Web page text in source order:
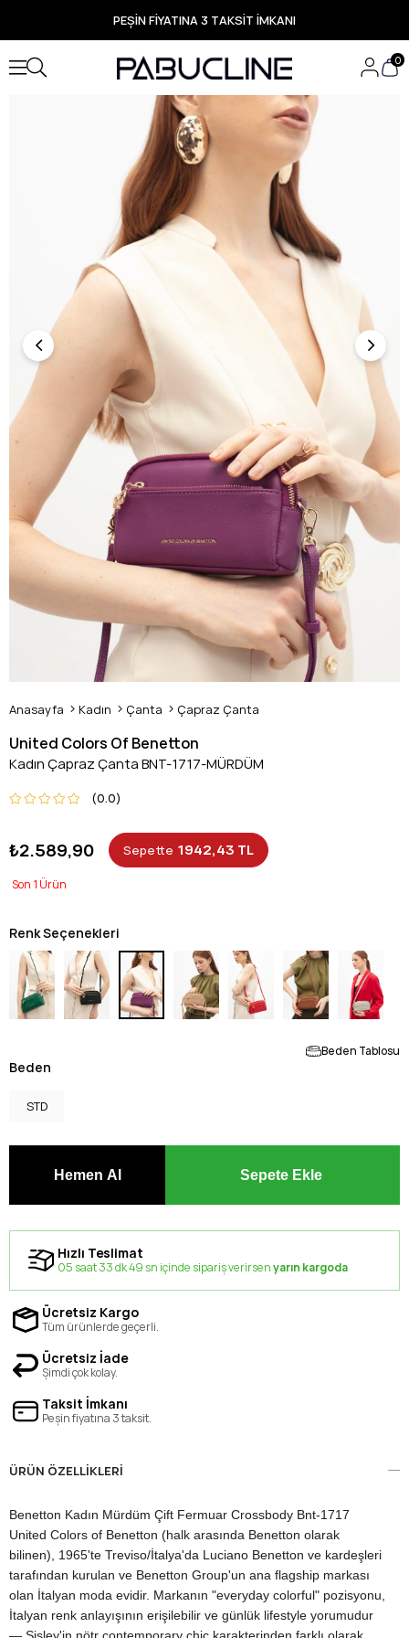
PEŞİN FİYATINA 3 TAKSİT İMKANI
Yeni Sezon Ürünlerde Özel Fırsatlar
Seçili Ürünlerde Hızlı Teslimat
0
Anasayfa Kadın Çanta Çapraz Çanta
United Colors Of Benetton
Kadın Çapraz Çanta BNT-1717-MÜRDÜM
0.0
₺2.589,90 Sepette 1942,43 TL
1
Renk Seçenekleri
Beden Tablosu
Beden
STD
Hızlı Teslimat
05 saat 33 dk 49 sn içinde sipariş verirsenyarın kargoda
Ücretsiz Kargo
Tüm ürünlerde geçerli.
Ücretsiz İade
Şimdi çok kolay.
Taksit İmkanı
Peşin fiyatına 3 taksit.
ÜRÜN ÖZELLIKLERI
Benetton Kadın Mürdüm Çift Fermuar Crossbody Bnt-1717
United Colors of Benetton (halk arasında Benetton olarak
bilinen), 1965'te Treviso/İtalya'da Luciano Benetton ve kardeşleri
tarafından kurulan ve Benetton Group'un ana flagship markası
olan İtalyan moda evidir. Markanın "everyday colorful" pozisyonu,
İtalyan renk anlayışının erişilebilir ve günlük lifestyle yorumudur